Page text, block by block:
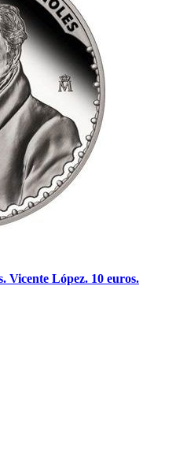
Vicente López. 10 euros.